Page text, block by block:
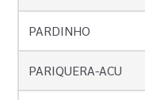
PARDINHO
PARIQUERA-ACU